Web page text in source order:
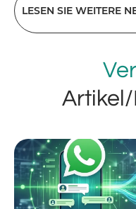
LESEN SIE WEITERE